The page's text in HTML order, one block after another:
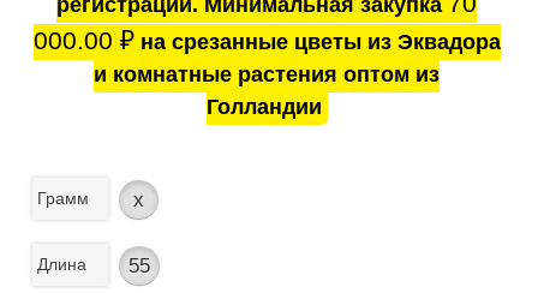
000.00 ₽на срезанные цветы из Эквадора
и комнатные растения оптом из
Голландии
Грамм x
Длина 55